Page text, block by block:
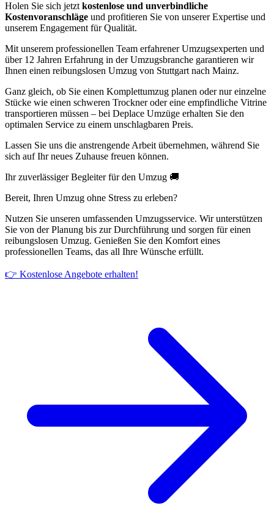
Holen Sie sich jetzt kostenlose und unverbindliche
Kostenvoranschläge und profitieren Sie von unserer Expertise und
unserem Engagement für Qualität.
Mit unserem professionellen Team erfahrener Umzugsexperten und
über 12 Jahren Erfahrung in der Umzugsbranche garantieren wir
Ihnen einen reibungslosen Umzug von Stuttgart nach Mainz.
Ganz gleich, ob Sie einen Komplettumzug planen oder nur einzelne
Stücke wie einen schweren Trockner oder eine empfindliche Vitrine
transportieren müssen – bei Deplace Umzüge erhalten Sie den
optimalen Service zu einem unschlagbaren Preis.
Lassen Sie uns die anstrengende Arbeit übernehmen, während Sie
sich auf Ihr neues Zuhause freuen können.
Ihr zuverlässiger Begleiter für den Umzug 🚚
Bereit, Ihren Umzug ohne Stress zu erleben?
Nutzen Sie unseren umfassenden Umzugsservice. Wir unterstützen
Sie von der Planung bis zur Durchführung und sorgen für einen
reibungslosen Umzug. Genießen Sie den Komfort eines
professionellen Teams, das all Ihre Wünsche erfüllt.
👉 Kostenlose Angebote erhalten!